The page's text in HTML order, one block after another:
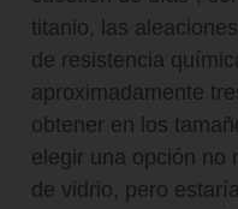
titanio, las
de resistencia
aproximadamente
obtener en los
elegir una opción no
de vidrio, pero